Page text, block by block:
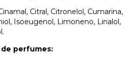
Citral, Citronelol, Cumarina,
Isoeugenol, Limoneno, Linalol,
perfumes: